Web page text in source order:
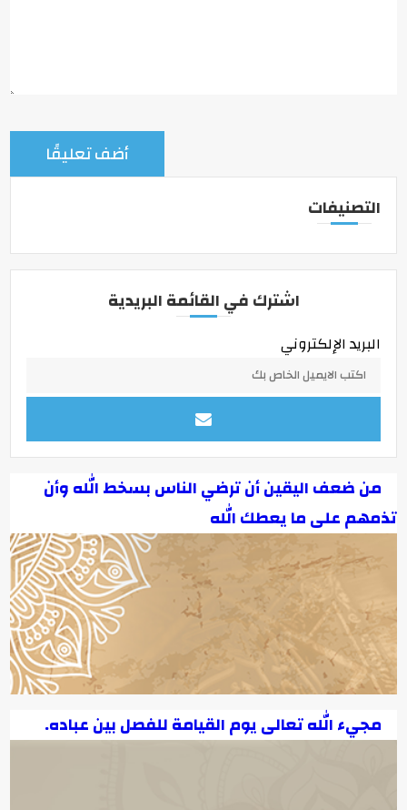
التصنيفات
اشترك في القائمة البريدية
البريد الإلكتروني
من ضعف اليقين أن ترضي الناس بسخط الله وأن
تذمهم على ما يعطك الله
مجيء الله تعالى يوم القيامة للفصل بين عباده.